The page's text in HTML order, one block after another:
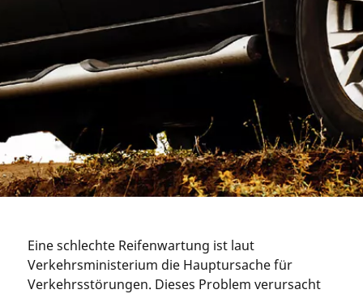
Eine schlechte Reifenwartung ist laut
Verkehrsministerium die Hauptursache für
Verkehrsstörungen. Dieses Problem verursacht